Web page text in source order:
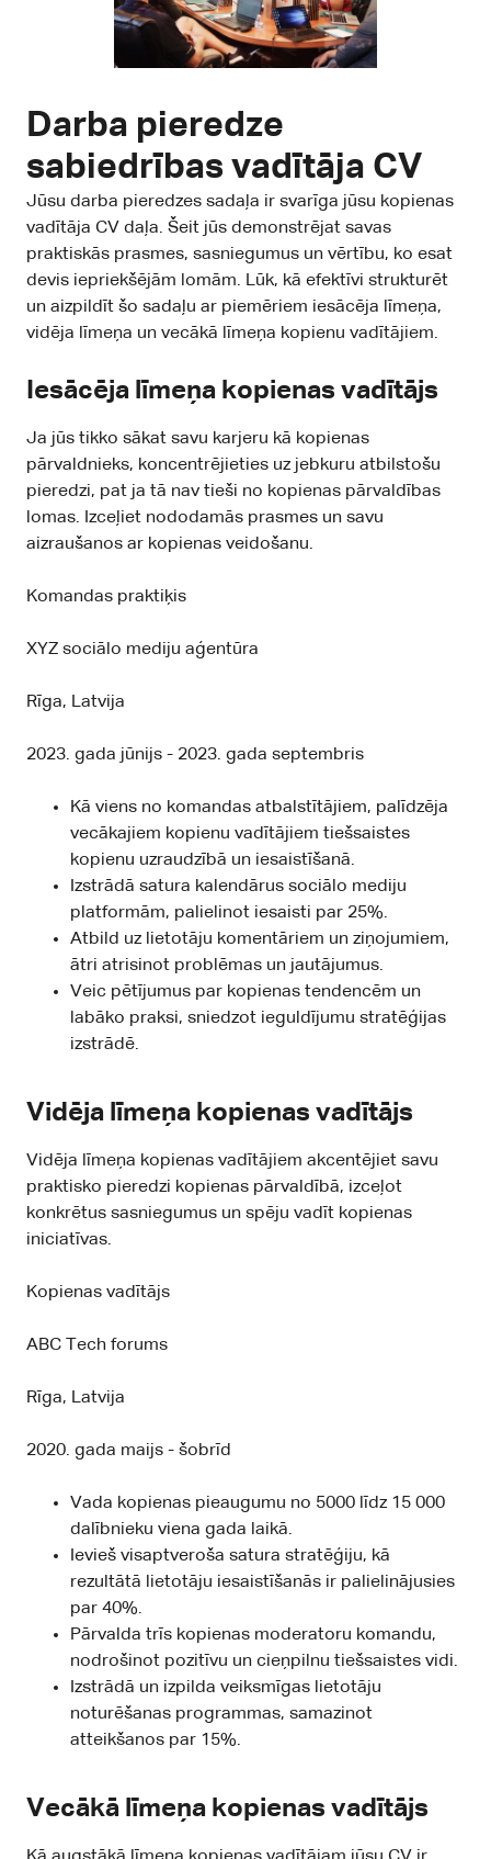
Darba pieredze
sabiedrības vadītāja CV
Jūsu darba pieredzes sadaļa ir svarīga jūsu kopienas
vadītāja CV daļa. Šeit jūs demonstrējat savas
praktiskās prasmes, sasniegumus un vērtību, ko esat
devis iepriekšējām lomām. Lūk, kā efektīvi strukturēt
un aizpildīt šo sadaļu ar piemēriem iesācēja līmeņa,
vidēja līmeņa un vecākā līmeņa kopienu vadītājiem.
Iesācēja līmeņa kopienas vadītājs
Ja jūs tikko sākat savu karjeru kā kopienas
pārvaldnieks, koncentrējieties uz jebkuru atbilstošu
pieredzi, pat ja tā nav tieši no kopienas pārvaldības
lomas. Izceļiet nododamās prasmes un savu
aizraušanos ar kopienas veidošanu.
Komandas praktiķis
XYZ sociālo mediju aģentūra
Rīga, Latvija
2023. gada jūnijs - 2023. gada septembris
Kā viens no komandas atbalstītājiem, palīdzēja
vecākajiem kopienu vadītājiem tiešsaistes
kopienu uzraudzībā un iesaistīšanā.
Izstrādā satura kalendārus sociālo mediju
platformām, palielinot iesaisti par 25%.
Atbild uz lietotāju komentāriem un ziņojumiem,
ātri atrisinot problēmas un jautājumus.
Veic pētījumus par kopienas tendencēm un
labāko praksi, sniedzot ieguldījumu stratēģijas
izstrādē.
Vidēja līmeņa kopienas vadītājs
Vidēja līmeņa kopienas vadītājiem akcentējiet savu
praktisko pieredzi kopienas pārvaldībā, izceļot
konkrētus sasniegumus un spēju vadīt kopienas
iniciatīvas.
Kopienas vadītājs
ABC Tech forums
Rīga, Latvija
2020. gada maijs - šobrīd
Vada kopienas pieaugumu no 5000 līdz 15 000
dalībnieku viena gada laikā.
Ievieš visaptveroša satura stratēģiju, kā
rezultātā lietotāju iesaistīšanās ir palielinājusies
par 40%.
Pārvalda trīs kopienas moderatoru komandu,
nodrošinot pozitīvu un cieņpilnu tiešsaistes vidi.
Izstrādā un izpilda veiksmīgas lietotāju
noturēšanas programmas, samazinot
atteikšanos par 15%.
Vecākā līmeņa kopienas vadītājs